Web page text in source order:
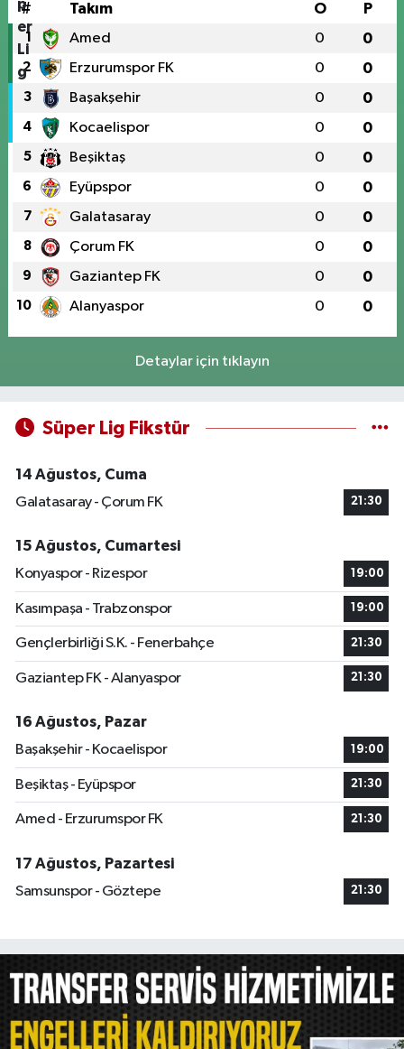
# Takım O P
1 Amed 0 0
2 Erzurumspor FK 0 0
3 Başakşehir 0 0
4 Kocaelispor 0 0
5 Beşiktaş 0 0
6 Eyüpspor 0 0
7 Galatasaray 0 0
8 Çorum FK 0 0
9 Gaziantep FK 0 0
10 Alanyaspor 0 0
Detaylar için tıklayın
Süper Lig Fikstür
14 Ağustos, Cuma
Galatasaray - Çorum FK
21:30
15 Ağustos, Cumartesi
Konyaspor - Rizespor
19:00
Kasımpaşa - Trabzonspor 19:00
Gençlerbirliği S.K. - Fenerbahçe 21:30
Gaziantep FK - Alanyaspor 21:30
16 Ağustos, Pazar
Başakşehir - Kocaelispor
19:00
Beşiktaş - Eyüpspor 21:30
Amed - Erzurumspor FK 21:30
17 Ağustos, Pazartesi
Samsunspor - Göztepe
21:30